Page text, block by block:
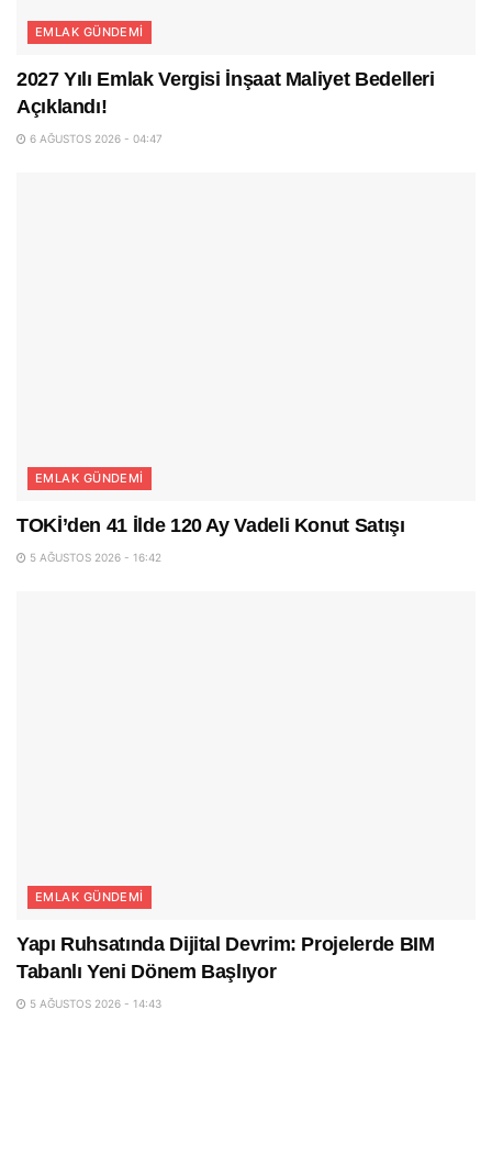
EMLAK GÜNDEMI
2027 Yılı Emlak Vergisi İnşaat Maliyet Bedelleri
Açıklandı!
6 AĞUSTOS 2026 - 04:47
EMLAK GÜNDEMI
TOKİ’den 41 İlde 120 Ay Vadeli Konut Satışı
5 AĞUSTOS 2026 - 16:42
EMLAK GÜNDEMI
Yapı Ruhsatında Dijital Devrim: Projelerde BIM
Tabanlı Yeni Dönem Başlıyor
5 AĞUSTOS 2026 - 14:43